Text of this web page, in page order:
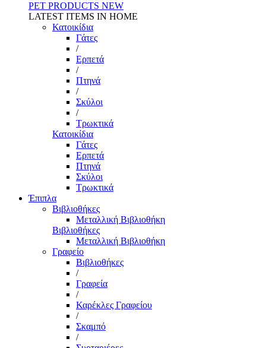
PET PRODUCTS NEW
LATEST ITEMS IN HOME
Κατοικίδια
Γάτες
/
Ερπετά
/
Πτηνά
/
Σκύλοι
/
Τρωκτικά
Κατοικίδια
Γάτες
Ερπετά
Πτηνά
Σκύλοι
Τρωκτικά
Έπιπλα
Βιβλιοθήκες
Μεταλλική Βιβλιοθήκη
Βιβλιοθήκες
Μεταλλική Βιβλιοθήκη
Γραφείο
Βιβλιοθήκες
/
Γραφεία
/
Καρέκλες Γραφείου
/
Σκαμπό
/